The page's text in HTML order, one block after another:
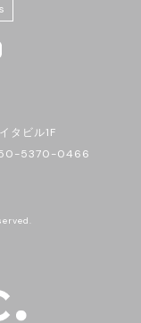
タビル1F
5370-0466